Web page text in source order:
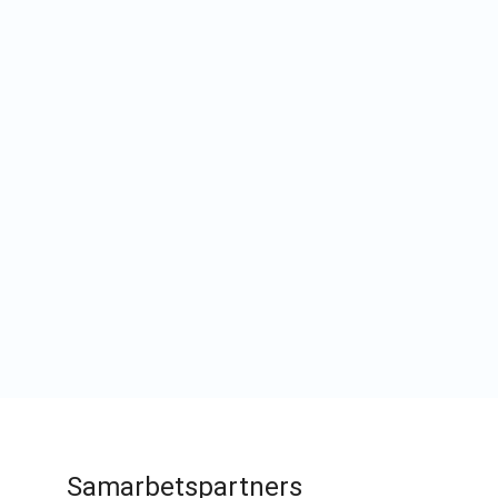
Samarbetspartners